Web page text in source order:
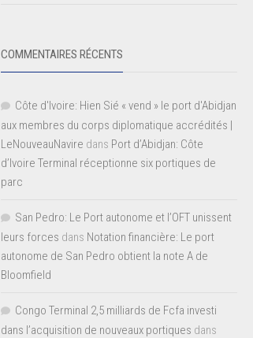
COMMENTAIRES RÉCENTS
Côte d'Ivoire: Hien Sié « vend » le port d'Abidjan
aux membres du corps diplomatique accrédités |
LeNouveauNavire dans Port d’Abidjan: Côte
d’Ivoire Terminal réceptionne six portiques de
parc
San Pedro: Le Port autonome et l’OFT unissent
leurs forces dans Notation financière: Le port
autonome de San Pedro obtient la note A de
Bloomfield
Congo Terminal 2,5 milliards de Fcfa investi
dans l’acquisition de nouveaux portiques dans